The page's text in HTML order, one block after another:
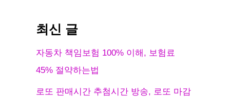
최신 글
자동차 책임보험 100% 이해, 보험료
45% 절약하는법
로또 판매시간 추첨시간 방송, 로또 마감